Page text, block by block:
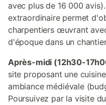
avec plus de 16 000
extraordinaire permet
charpentiers œuvrant
d'époque dans un
Après-midi (12h30-
site proposant une
ambiance médiévale
Poursuivez par la visite